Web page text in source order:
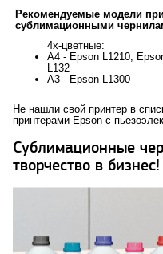
Рекомендуемые модели
сублимационными
4х-цветные:
А4 - Epson L1210,
L132
А3 - Epson L1300
Не нашли свой принтер в
принтерами Epson c
Сублимационные
творчество в бизнес!